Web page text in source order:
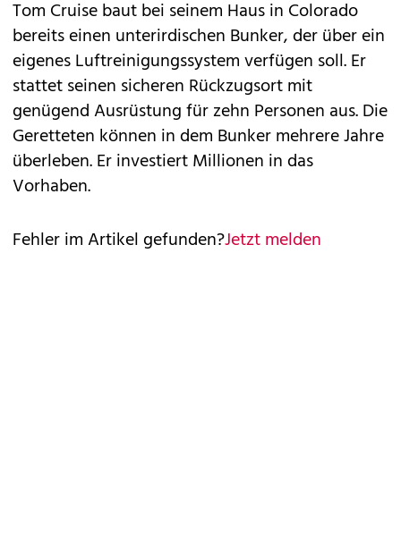
Tom Cruise baut bei seinem Haus in Colorado
bereits einen unterirdischen Bunker, der über ein
eigenes Luftreinigungssystem verfügen soll. Er
stattet seinen sicheren Rückzugsort mit
genügend Ausrüstung für zehn Personen aus. Die
Geretteten können in dem Bunker mehrere Jahre
überleben. Er investiert Millionen in das
Vorhaben.
Fehler im Artikel gefunden?Jetzt melden